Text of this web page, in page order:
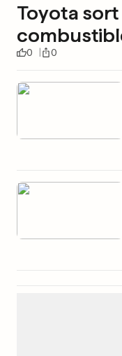
Toyota
0 0